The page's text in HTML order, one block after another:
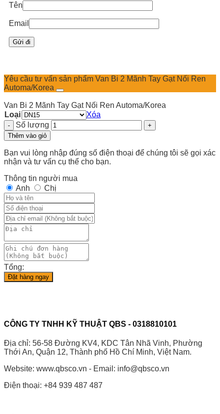
Tên
Email
Yêu cầu tư vấn sản phẩm Van Bi 2 Mãnh Tay Gạt Nối Ren
Automa/Korea
Van Bi 2 Mãnh Tay Gạt Nối Ren Automa/Korea
Loại
Xóa
Số lượng
Thêm vào giỏ
Bạn vui lòng nhập đúng số điện thoại để chúng tôi sẽ gọi xác
nhận và tư vấn cụ thể cho bạn.
Thông tin người mua
Anh
Chị
Tổng:
Đặt hàng ngay
CÔNG TY TNHH KỸ THUẬT QBS - 0318810101
Địa chỉ: 56-58 Đường KV4, KDC Tân Nhã Vinh, Phường
Thới An, Quận 12, Thành phố Hồ Chí Minh, Việt Nam.
Website: www.qbsco.vn - Email: info@qbsco.vn
Điện thoại: +84 939 487 487